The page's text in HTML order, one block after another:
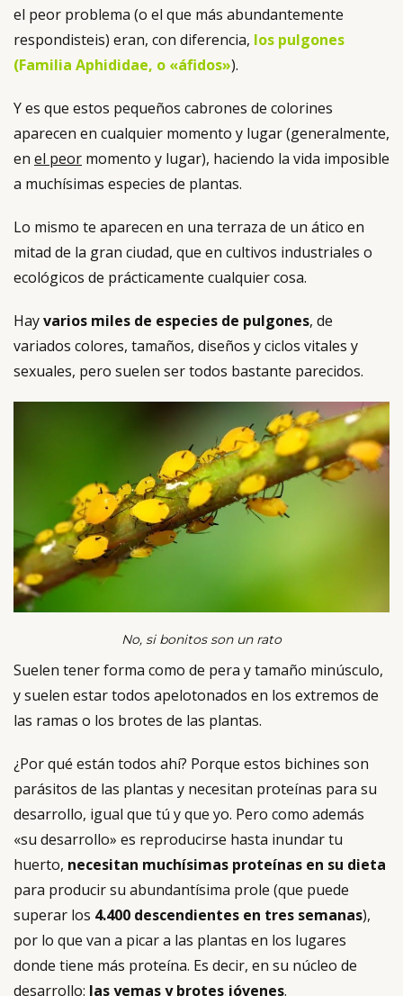
el peor problema (o el que más abundantemente
respondisteis) eran, con diferencia, los pulgones
(Familia Aphididae, o «áfidos»).
Y es que estos pequeños cabrones de colorines
aparecen en cualquier momento y lugar (generalmente,
en el peor momento y lugar), haciendo la vida imposible
a muchísimas especies de plantas.
Lo mismo te aparecen en una terraza de un ático en
mitad de la gran ciudad, que en cultivos industriales o
ecológicos de prácticamente cualquier cosa.
Hayvarios miles de especies de pulgones, de
variados colores, tamaños, diseños y ciclos vitales y
sexuales, pero suelen ser todos bastante parecidos.
No, si bonitos son un rato
Suelen tener forma como de pera y tamaño minúsculo,
y suelen estar todos apelotonados en los extremos de
las ramas o los brotes de las plantas.
¿Por qué están todos ahí? Porque estos bichines son
parásitos de las plantas y necesitan proteínas para su
desarrollo, igual que tú y que yo. Pero como además
«su desarrollo» es reproducirse hasta inundar tu
huerto, necesitan muchísimas proteínas en su dieta
para producir su abundantísima prole (que puede
superar los 4.400 descendientes en tres semanas),
por lo que van a picar a las plantas en los lugares
donde tiene más proteína. Es decir, en su núcleo de
desarrollo: las yemas y brotes jóvenes.